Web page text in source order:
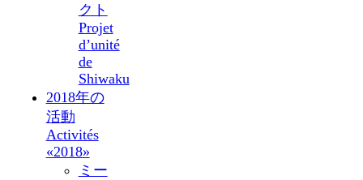
クト
Projet
d’unité
de
Shiwaku
2018年の
活動
Activités
«2018»
ミー